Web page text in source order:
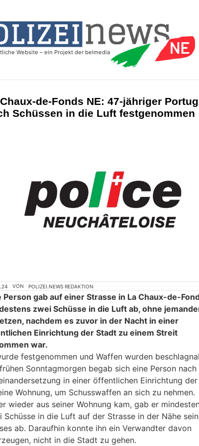
de-Fonds NE: 47-jähriger
Schüssen in die Luft festgenommen
VON POLIZEI.NEWS REDAKTION
Person gab auf einer Strasse in La Chaux-de-
zwei Schüsse in die Luft ab, ohne
nachdem es zuvor in der Nacht in einer
Einrichtung der Stadt zu einem Streit
war.
festgenommen und Waffen wurden
Sonntagmorgen begab sich eine Person nach
in einer öffentlichen Einrichtung
Wohnung, um Schusswaffen an sich zu nehmen.
wieder aus seiner Wohnung kam, gab er
Schüsse in die Luft auf der Strasse in der Nähe
ab. Daraufhin konnte ihn ein Verwandter davon
nicht in die Stadt zu gehen.